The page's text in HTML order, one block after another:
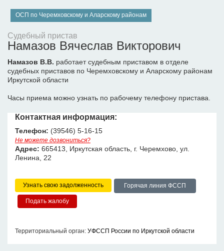
ОСП по Черемховскому и Аларскому районам
Судебный пристав
Намазов Вячеслав Викторович
Намазов В.В. работает судебным приставом в отделе
судебных приставов по Черемховскому и Аларскому районам
Иркутской области
Часы приема можно узнать по рабочему телефону пристава.
Контактная информация:
Телефон: (39546) 5-16-15
Не можете дозвониться?
Адрес: 665413, Иркутская область, г. Черемхово, ул.
Ленина, 22
Узнать свою задолженность Горячая линия ФССП
Территориальный орган: УФССП России по Иркутской области